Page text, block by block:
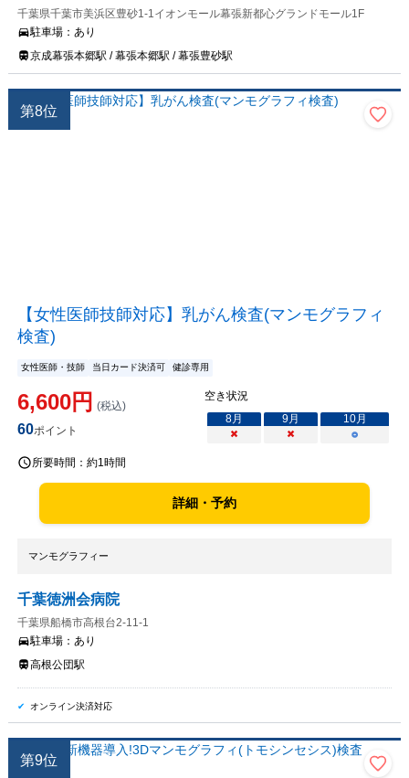
千葉県千葉市美浜区豊砂1-1イオンモール幕張新都心グランドモール1F
駐車場： あり
京成幕張本郷駅 / 幕張本郷駅 / 幕張豊砂駅
第8位
【女性医師技師対応】乳がん検査(マンモグラフィ
検査)
女性医師・技師 当日カード決済可 健診専用
6,600円 (税込)
60ポイント
空き状況
8月 9月 10月
×
× ○
所要時間： 約1時間
詳細・予約
マンモグラフィー
千葉徳洲会病院
千葉県船橋市高根台2-11-1
駐車場： あり
高根公団駅
オンライン決済対応
第9位